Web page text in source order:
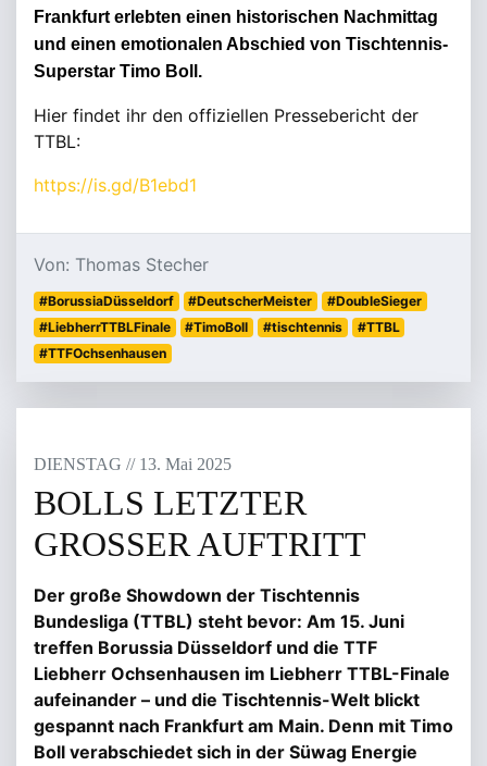
Frankfurt erlebten einen historischen Nachmittag
und einen emotionalen Abschied von Tischtennis-
Superstar Timo Boll.
Hier findet ihr den offiziellen Pressebericht der
TTBL:
https://is.gd/B1ebd1
Von: Thomas Stecher
#BorussiaDüsseldorf #DeutscherMeister
#DoubleSieger
#LiebherrTTBLFinale
#TimoBoll #tischtennis
#TTBL
#TTFOchsenhausen
DIENSTAG // 13. Mai 2025
BOLLS LETZTER
GROSSER AUFTRITT
Der große Showdown der Tischtennis
Bundesliga (TTBL) steht bevor: Am 15. Juni
treffen Borussia Düsseldorf und die TTF
Liebherr Ochsenhausen im Liebherr TTBL-Finale
aufeinander – und die Tischtennis-Welt blickt
gespannt nach Frankfurt am Main. Denn mit Timo
Boll verabschiedet sich in der Süwag Energie